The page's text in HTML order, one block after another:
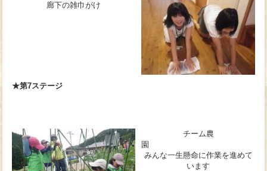
廊下の雑巾がけ
★第7ステージ
チーム農
みんな一生懸命に作業を進めて
います